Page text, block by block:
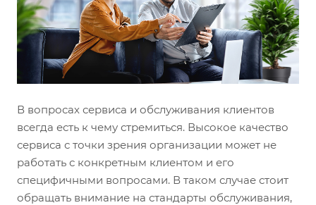
В вопросах сервиса и обслуживания клиентов
всегда есть к чему стремиться. Высокое качество
сервиса с точки зрения организации может не
работать с конкретным клиентом и его
специфичными вопросами. В таком случае стоит
обращать внимание на стандарты обслуживания,